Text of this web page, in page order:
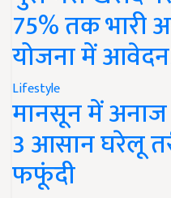
75% तक भारी
योजना में
Lifestyle
मानसून में
3 आसान घरेलू
फफूंदी